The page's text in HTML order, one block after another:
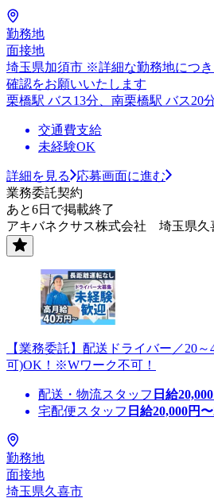
勤務地
面接地
埼玉県加須市 ※詳細な勤務地につ
確認をお願いいたします
栗橋駅 バス13分、南栗橋駅 バス20
交通費支給
未経験OK
詳細を見る
応募画面に進む
業務委託契約
あと6日で掲載終了
アキバネクサス株式会社 埼玉県久
【業務委託】配送ドライバー／20
可)OK！※Wワーク不可！
配送・物流スタッフ 日給20,000
宅配便スタッフ 日給20,000円〜
勤務地
面接地
埼玉県久喜市